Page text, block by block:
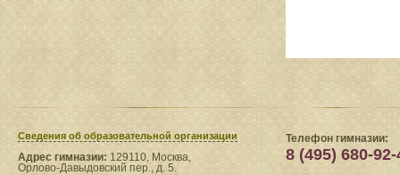
Сведения​ об образовательной организации
Адрес гимназии: 129110, Москва,
Орлово-Давыдовский пер., д. 5.
Телефон гимназии:
8 (495) 680-92-